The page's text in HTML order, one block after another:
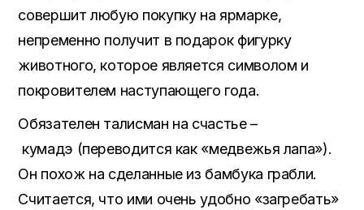
совершит любую покупку на ярмарке,
непременно получит в подарок фигурку
животного, которое является символом и
покровителем наступающего года.
Обязателен талисман на счастье –
кумадэ (переводится как «медвежья лапа»).
Он похож на сделанные из бамбука грабли.
Считается, что ими очень удобно «загребать»